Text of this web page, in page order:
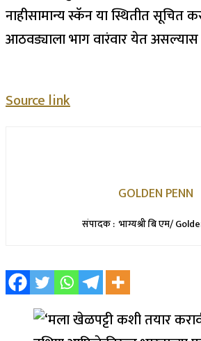
नाहीसामान्य स्कॅन या स्थितीत सूचित
आठवड्याला भाग वारंवार येत असल्यास
Source link
GOLDEN PENN
संपादक : भाग्यश्री बि एम/